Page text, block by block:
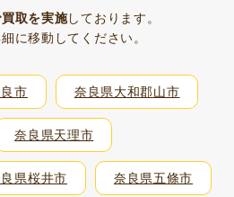
取を実施しております。
に移動してください。
市 奈良県大和郡山市
奈良県天理市
県桜井市 奈良県五條市